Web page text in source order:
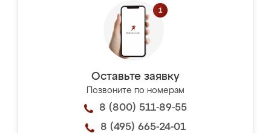
Оставьте заявку
Позвоните по номерам
8 (800) 511-89-55
8 (495) 665-24-01